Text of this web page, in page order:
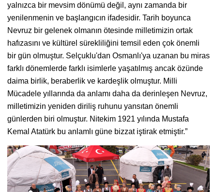
yalnızca bir mevsim dönümü değil, aynı zamanda bir
yenilenmenin ve başlangıcın ifadesidir. Tarih boyunca
Nevruz bir gelenek olmanın ötesinde milletimizin ortak
hafızasını ve kültürel sürekliliğini temsil eden çok önemli
bir gün olmuştur. Selçuklu'dan Osmanlı'ya uzanan bu miras
farklı dönemlerde farklı isimlerle yaşatılmış ancak özünde
daima birlik, beraberlik ve kardeşlik olmuştur. Milli
Mücadele yıllarında da anlamı daha da derinleşen Nevruz,
milletimizin yeniden diriliş ruhunu yansıtan önemli
günlerden biri olmuştur. Nitekim 1921 yılında Mustafa
Kemal Atatürk bu anlamlı güne bizzat iştirak etmiştir.”